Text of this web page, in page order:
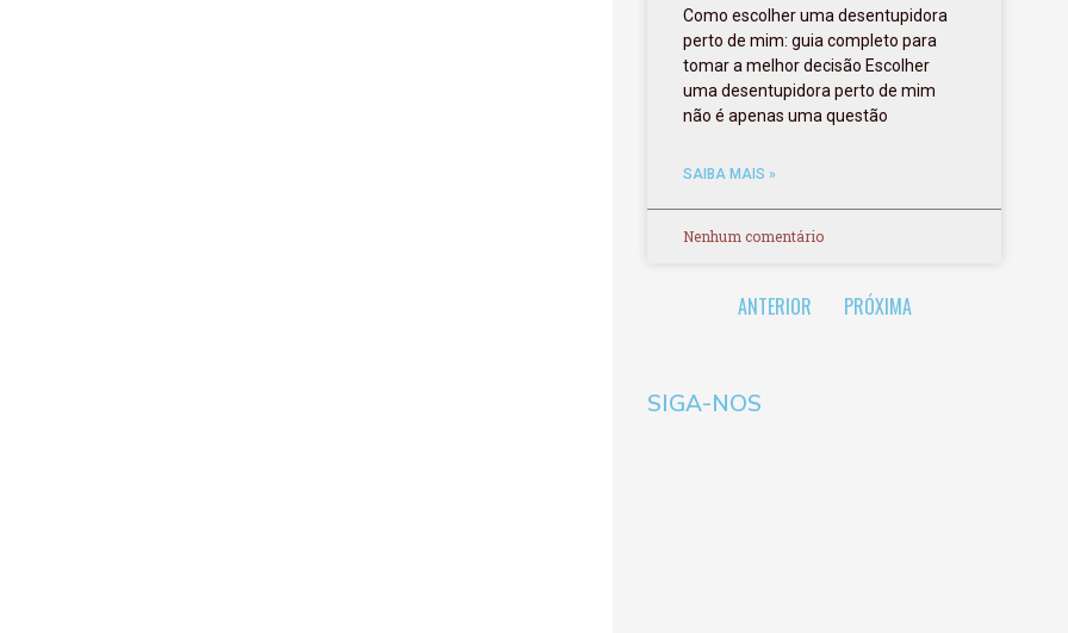
Como escolher uma desentupidora
perto de mim: guia completo para
tomar a melhor decisão Escolher
uma desentupidora perto de mim
não é apenas uma questão
SAIBA MAIS »
Nenhum comentário
ANTERIOR PRÓXIMA
SIGA-NOS